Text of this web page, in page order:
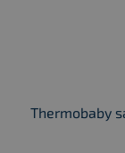
Thermobaby